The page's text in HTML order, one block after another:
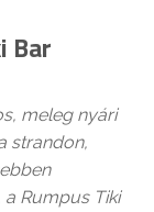
Bar
meleg nyári
strandon,
Rumpus Tiki